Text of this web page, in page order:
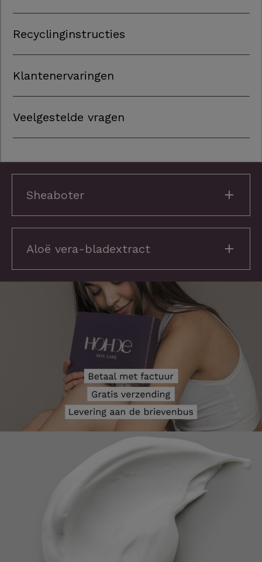
Recyclinginstructies
Klantenervaringen
Veelgestelde vragen
Sheaboter
Aloë vera-bladextract